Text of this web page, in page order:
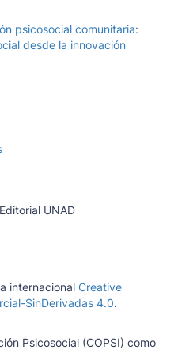
psicosocial comunitaria:
desde la innovación
UNAD
internacional Creative
SinDerivadas 4.0.
Psicosocial (COPSI) como